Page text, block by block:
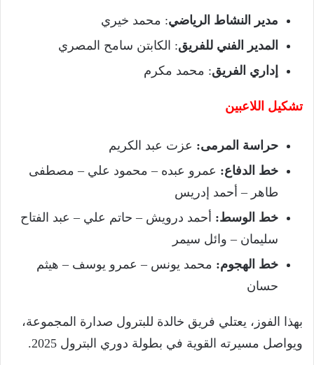
مدير النشاط الرياضي: محمد خيري
المدير الفني للفريق: الكابتن سامح المصري
إداري الفريق: محمد مكرم
تشكيل اللاعبين
حراسة المرمى: عزت عبد الكريم
خط الدفاع: عمرو عبده – محمود علي – مصطفى
طاهر – أحمد إدريس
خط الوسط: أحمد درويش – حاتم علي – عبد الفتاح
سليمان – وائل سيمر
خط الهجوم: محمد يونس – عمرو يوسف – هيثم
حسان
بهذا الفوز، يعتلي فريق خالدة للبترول صدارة المجموعة،
ويواصل مسيرته القوية في بطولة دوري البترول 2025.